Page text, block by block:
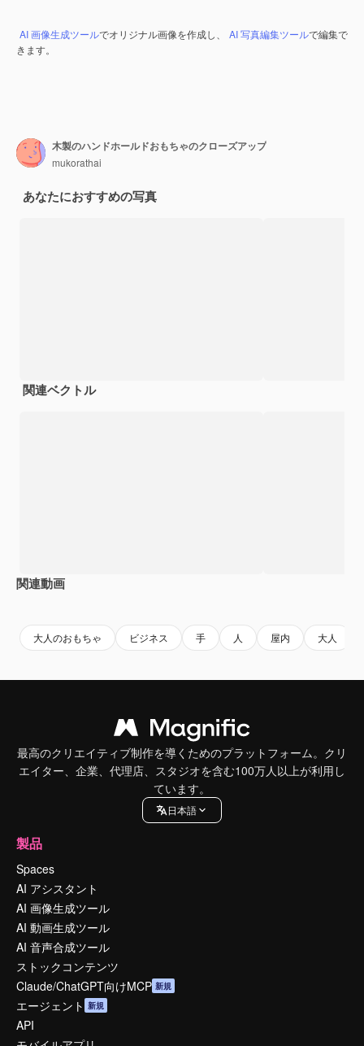
AI 画像生成ツールでオリジナル画像を作成し、 AI 写真編集ツールで編集で
きます。
木製のハンドホールドおもちゃのクローズアップ
mukorathai
あなたにおすすめの写真
関連ベクトル
関連動画
大人のおもちゃ ビジネス 手 人 屋内 大人
最高のクリエイティブ制作を導くためのプラットフォーム。クリ
エイター、企業、代理店、スタジオを含む100万人以上が利用し
ています。
日本語
製品
Spaces
AI アシスタント
AI 画像生成ツール
AI 動画生成ツール
AI 音声合成ツール
ストックコンテンツ
Claude/ChatGPT向けMCP 新規
エージェント 新規
API